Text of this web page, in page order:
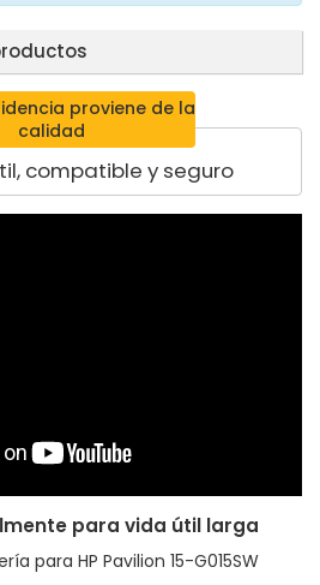
proviene de la
calidad
compatible y seguro
para vida útil larga
para HP Pavilion 15-G015SW